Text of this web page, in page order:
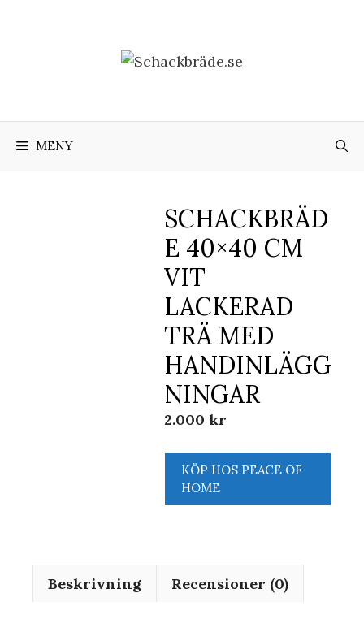
MENY
SCHACKBRÄD
E 40×40 CM
VIT
LACKERAD
TRÄ MED
HANDINLÄGG
NINGAR
2.000 kr
KÖP HOS PEACE OF
HOME
Beskrivning Recensioner (0)